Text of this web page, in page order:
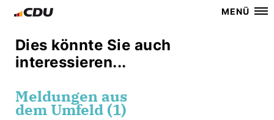
MENÜ
Dies könnte Sie auch
interessieren...
Meldungen aus
dem Umfeld (1)